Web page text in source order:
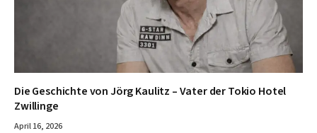
Die Geschichte von Jörg Kaulitz – Vater der Tokio Hotel
Zwillinge
April 16, 2026